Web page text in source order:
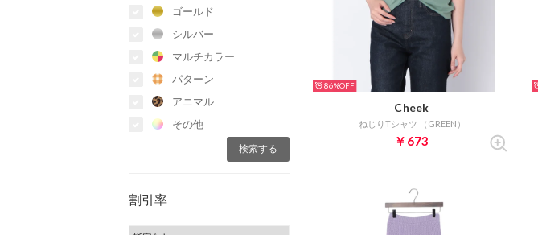
ゴールド
シルバー
マルチカラー
パターン
アニマル
その他
割引率
86%
Cheek
ねじりTシャツ （GREEN）
￥673